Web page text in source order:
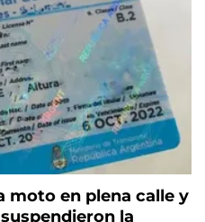
moto en plena calle y
la